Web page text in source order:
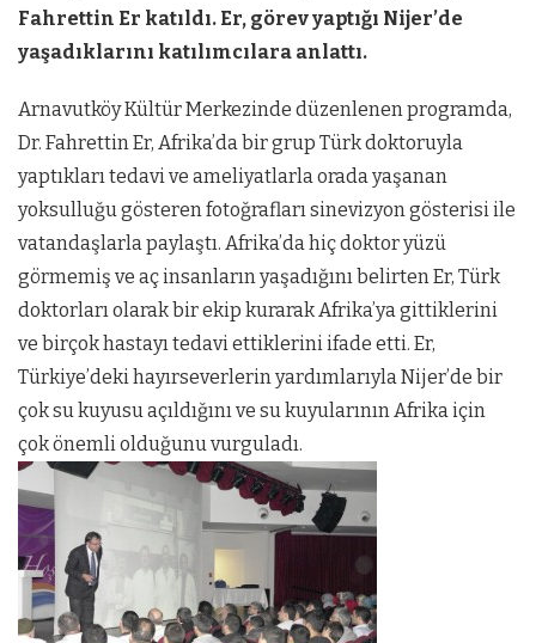
Fahrettin Er katıldı. Er, görev yaptığı Nijer’de
yaşadıklarını katılımcılara anlattı.
Arnavutköy Kültür Merkezinde düzenlenen programda,
Dr. Fahrettin Er, Afrika’da bir grup Türk doktoruyla
yaptıkları tedavi ve ameliyatlarla orada yaşanan
yoksulluğu gösteren fotoğrafları sinevizyon gösterisi ile
vatandaşlarla paylaştı. Afrika’da hiç doktor yüzü
görmemiş ve aç insanların yaşadığını belirten Er, Türk
doktorları olarak bir ekip kurarak Afrika’ya gittiklerini
ve birçok hastayı tedavi ettiklerini ifade etti. Er,
Türkiye’deki hayırseverlerin yardımlarıyla Nijer’de bir
çok su kuyusu açıldığını ve su kuyularının Afrika için
çok önemli olduğunu vurguladı.